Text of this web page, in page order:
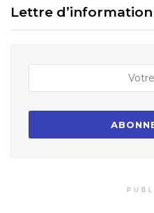
Lettre d’information